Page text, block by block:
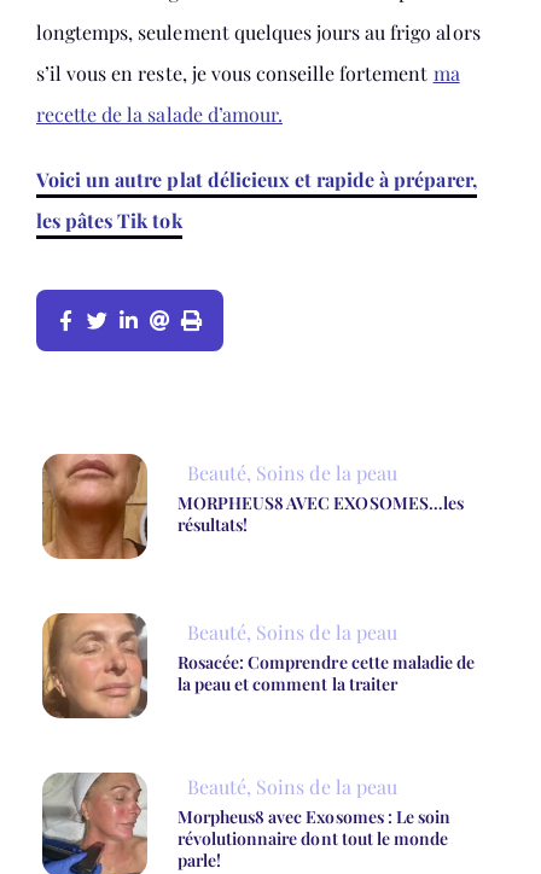
longtemps, seulement quelques jours au frigo alors
s’il vous en reste, je vous conseille fortement ma
recette de la salade d’amour.
Voici un autre plat délicieux et rapide à préparer,
les pâtes Tik tok
Beauté, Soins de la peau
MORPHEUS8 AVEC EXOSOMES…les
résultats!
Beauté, Soins de la peau
Rosacée: Comprendre cette maladie de
la peau et comment la traiter
Beauté, Soins de la peau
Morpheus8 avec Exosomes : Le soin
révolutionnaire dont tout le monde
parle!